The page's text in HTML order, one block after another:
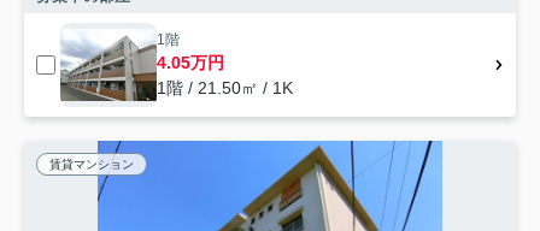
1階
4.05万円
1階 / 21.50㎡ / 1K
賃貸マンション